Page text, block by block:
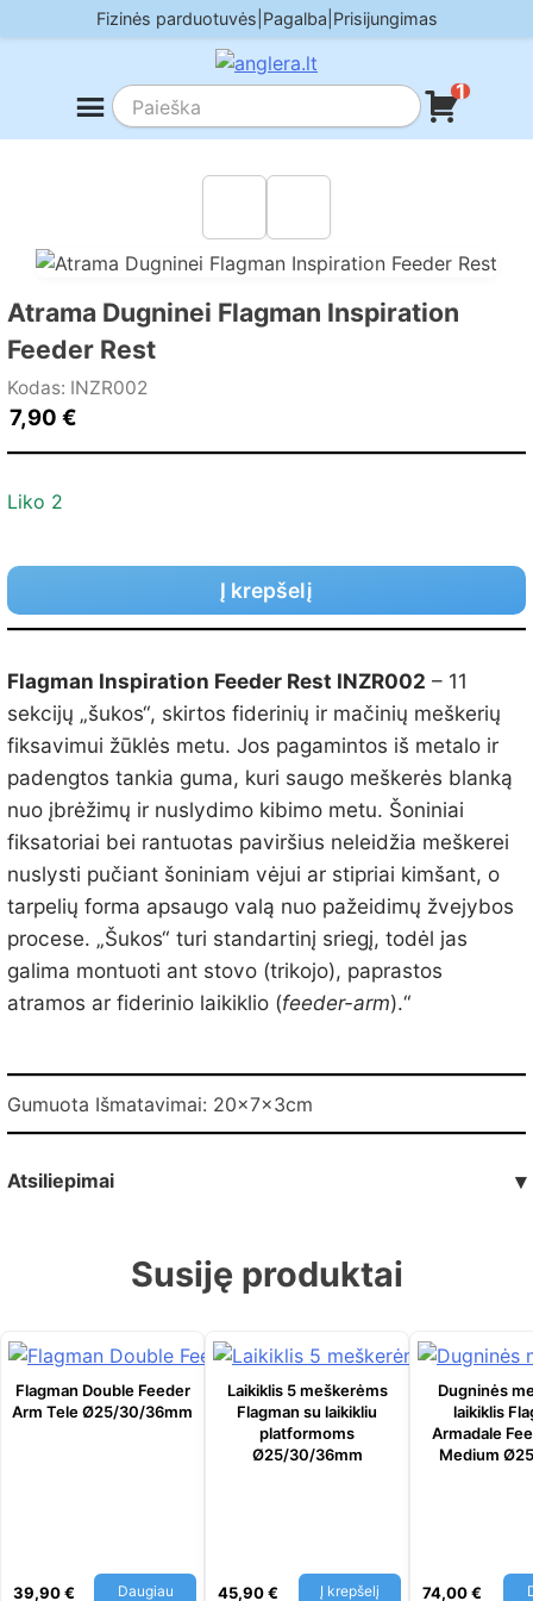
to
Fizinės parduotuvės Pagalba Prisijungimas
1
Atrama Dugninei Flagman Inspiration
Feeder Rest
Kodas: INZR002
7,90 €
Liko 2
Į krepšelį
Flagman Inspiration Feeder Rest INZR002 – 11
sekcijų „šukos“, skirtos fiderinių ir mačinių meškerių
fiksavimui žūklės metu. Jos pagamintos iš metalo ir
padengtos tankia guma, kuri saugo meškerės blanką
nuo įbrėžimų ir nuslydimo kibimo metu. Šoniniai
fiksatoriai bei rantuotas paviršius neleidžia meškerei
nuslysti pučiant šoniniam vėjui ar stipriai kimšant, o
tarpelių forma apsaugo valą nuo pažeidimų žvejybos
procese. „Šukos“ turi standartinį sriegį, todėl jas
galima montuoti ant stovo (trikojo), paprastos
atramos ar fiderinio laikiklio (feeder-arm).“
Gumuota Išmatavimai: 20x7x3cm
Atsiliepimai ▾
Susiję produktai
Flagman Double Feeder
Arm Tele Ø25/30/36mm
39,90€ Daugiau
Laikiklis 5 meškerėms
Flagman su laikikliu
platformoms
Ø25/30/36mm
45,90€ Į krepšelį
Dugninės
laikiklis
Armadale
Medium
74,00€